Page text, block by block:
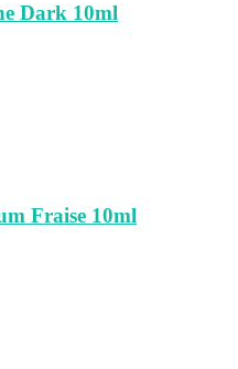
Dark 10ml
Fraise 10ml